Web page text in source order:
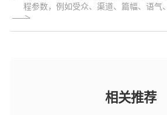
程参数，例如受众、渠道、篇幅、语气
相关推荐